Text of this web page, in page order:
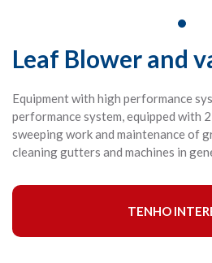
Leaf Blower and
Equipment with high performance
performance system, equipped with
sweeping work and maintenance of
cleaning gutters and machines in
TENHO